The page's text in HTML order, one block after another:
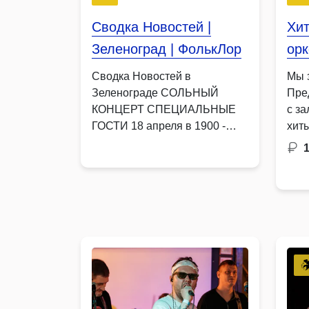
Сводка Новостей |
Зеленоград | ФолькЛор
Сводка Новостей в
Зеленограде СОЛЬНЫЙ
КОНЦЕРТ СПЕЦИАЛЬНЫЕ
ГОСТИ 18 апреля в 1900 -
Мы
с